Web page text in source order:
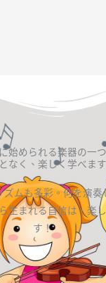
始められる楽器の一
なく、楽しく学べます
ムも多彩。何を演奏
生まれる自信は、楽
す！